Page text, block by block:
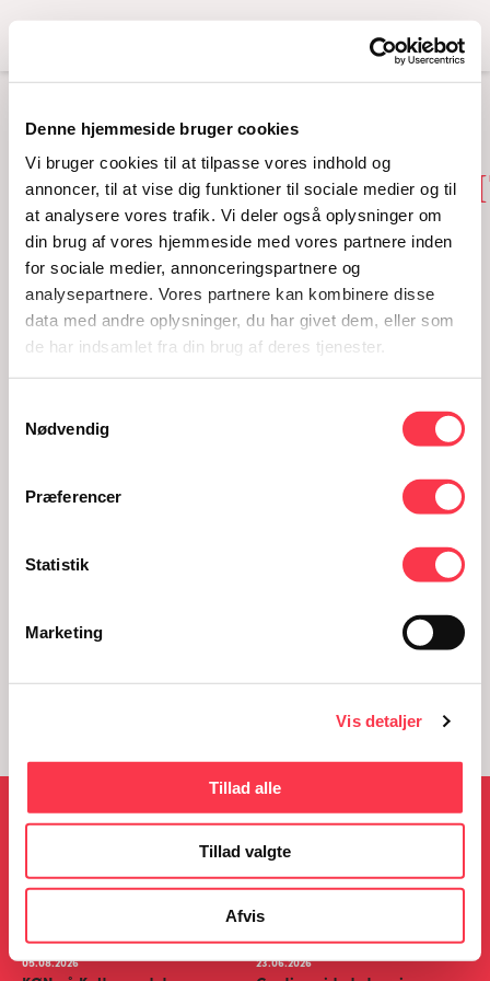
Denne hjemmeside bruger cookies
Vi bruger cookies til at tilpasse vores indhold og
annoncer, til at vise dig funktioner til sociale medier og til
at analysere vores trafik. Vi deler også oplysninger om
din brug af vores hjemmeside med vores partnere inden
for sociale medier, annonceringspartnere og
analysepartnere. Vores partnere kan kombinere disse
data med andre oplysninger, du har givet dem, eller som
de har indsamlet fra din brug af deres tjenester.
Nødvendig
Præferencer
Statistik
Marketing
Vis detaljer
Tillad alle
Tillad valgte
Afvis
Menu
KON-
420×530
trekant_rod_website_420x530px-
420×530
NYHEDER
05.08.2026 23.06.2026